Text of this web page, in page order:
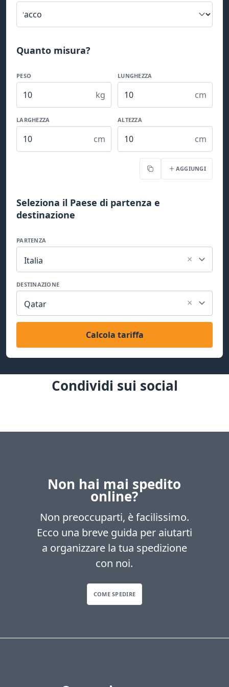
Quanto misura?
PESO
kg
LUNGHEZZA
cm
LARGHEZZA
cm
ALTEZZA
cm
Copia AGGIUNGI
Seleziona il Paese di partenza e
destinazione
PARTENZA
Italia ×
DESTINAZIONE
Qatar ×
Calcola tariffa
Condividi sui social
Non hai mai spedito
online?
Non preoccuparti, è facilissimo.
Ecco una breve guida per aiutarti
a organizzare la tua spedizione
con noi.
COME SPEDIRE